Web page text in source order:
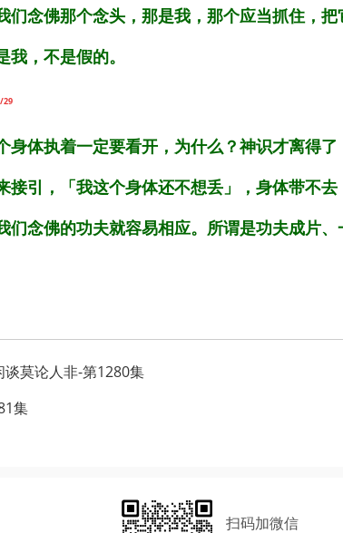
们念佛那个念头，那是我，那个应当抓住，
，不是假的。
29
体执着一定要看开，为什么？神识才离得
接引，「我这个身体还不想丢」，身体带不
们念佛的功夫就容易相应。所谓是功夫成片
莫论人非-第1280集
集
扫码加微信